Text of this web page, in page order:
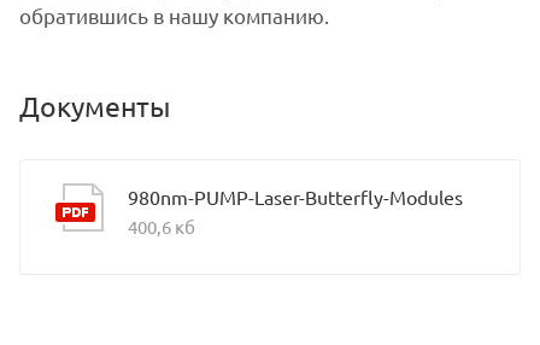
обратившись в нашу компанию.
Документы
980nm-PUMP-Laser-Butterfly-Modules
400,6 кб